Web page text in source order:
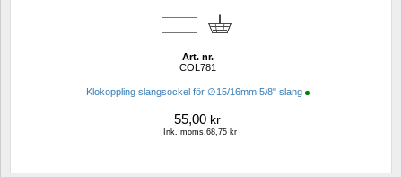
Art. nr.
COL781
Klokoppling slangsockel för ∅15/16mm 5/8" slang
55,00 kr
Ink. moms.68,75 kr